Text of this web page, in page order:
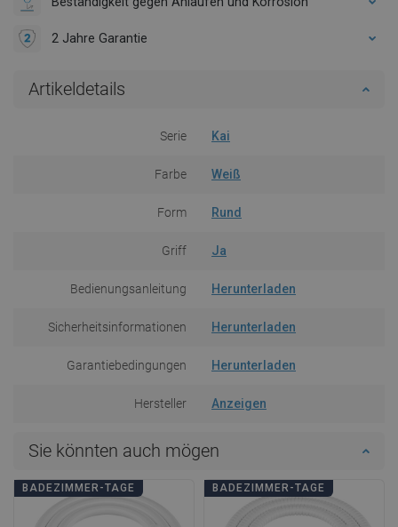
2 Jahre Garantie
Artikeldetails
Serie Kai
Farbe Weiß
Form Rund
Griff Ja
Bedienungsanleitung Herunterladen
Sicherheitsinformationen Herunterladen
Garantiebedingungen Herunterladen
Hersteller Anzeigen
Sie könnten auch mögen
BADEZIMMER-TAGE BADEZIMMER-TAGE